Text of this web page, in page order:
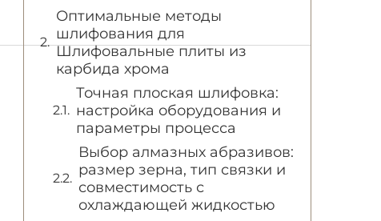
Оптимальные методы
шлифования для
Шлифовальные плиты из
карбида хрома
Точная плоская шлифовка:
настройка оборудования и
параметры процесса
Выбор алмазных абразивов:
размер зерна, тип связки и
совместимость с
охлаждающей жидкостью